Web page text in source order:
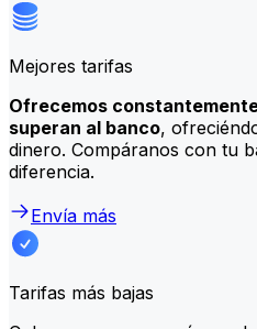
Mejores tarifas
Ofrecemos
superan al banco,
dinero. Compáranos con tu
diferencia.
Envía más
Tarifas más bajas